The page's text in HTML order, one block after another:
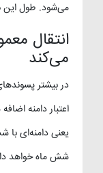
می‌شود. طول این
انتقال
می‌کند
در بیشتر
اعتبار دامنه
یعنی دامنه‌ای با
شش ماه خواهد